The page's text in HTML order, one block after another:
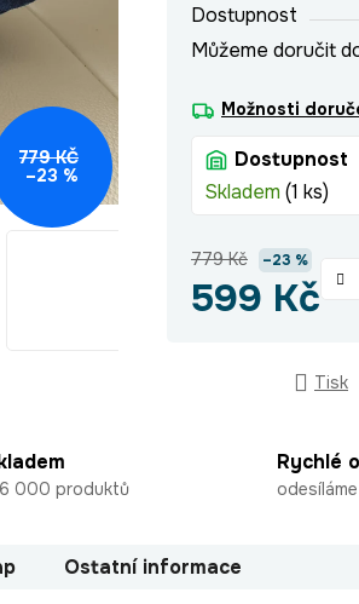
Dostupnost
Můžeme doručit
Možnosti
Dostupnost
Skladem (1 ks)
779 Kč –23 %
599 Kč
Tisk
779 KČ
–23 %
000 produktů
Rychlé
Ostatní informace